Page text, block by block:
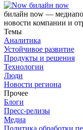
билайн now
билайн now —
новости компании и
Темы
Аналитика
Устойчивое развитие
Продукты и решения
Технологии
Люди
Новости региона
Прочее
Блоги
Пресс-релизы
Медиа
Политика обработки